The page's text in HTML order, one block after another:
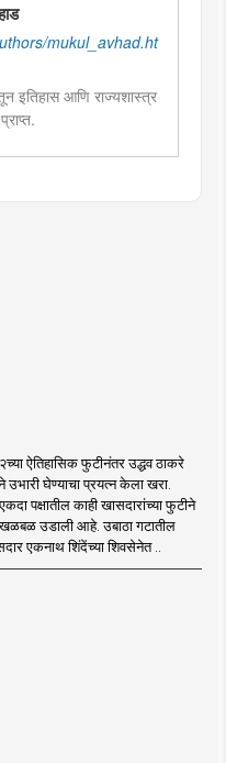
mukul_avhad.ht
इतिहास आणि राज्यशास्त्र
ऐतिहासिक फुटीनंतर उद्धव ठाकरे
उभारी घेण्याचा प्रयत्न केला खरा.
पक्षातील काही खासदारांच्या फुटीने
खळबळ उडाली आहे. उबाठा गटातील
एकनाथ शिंदेंच्या शिवसेनेत ..